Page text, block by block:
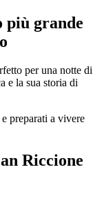
più grande
per una notte di
e la sua storia di
preparati a vivere
Riccione